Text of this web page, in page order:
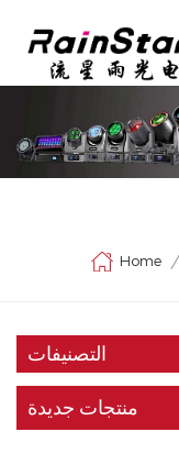
Home /
التصنيفات
منتجات جديدة